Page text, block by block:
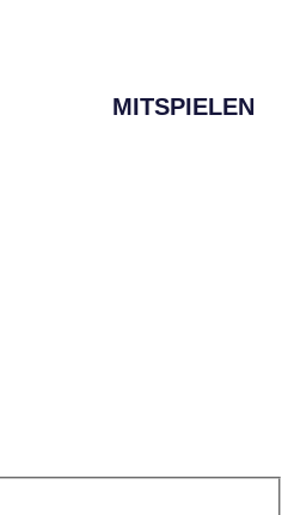
MITSPIELEN